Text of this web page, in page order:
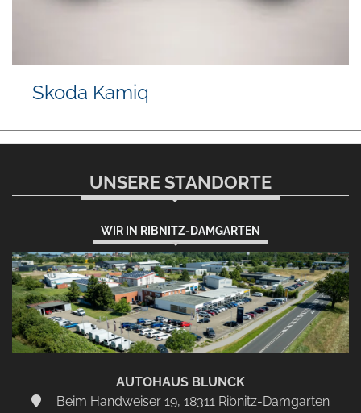
Skoda Kamiq
UNSERE STANDORTE
WIR IN RIBNITZ-DAMGARTEN
AUTOHAUS BLUNCK
Beim Handweiser 19, 18311 Ribnitz-Damgarten